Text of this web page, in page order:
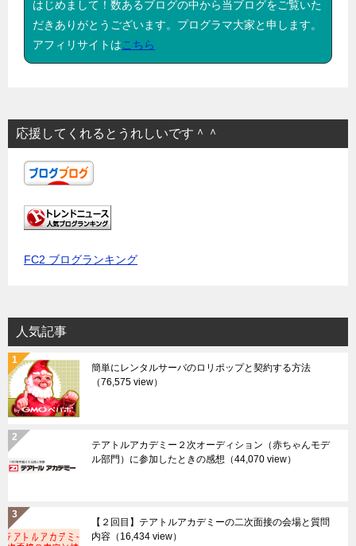
はじめまして！数あるブログの中から当ブログをご覧いた
だきありがとうございます。プログラマ大家と申します。
アフィリサイトはこちら
応援してくれるとうれしいです＾＾
FC2 ブログランキング
人気記事
簡単にレンタルサーバのロリポップと契約する方法
（76,575 view）
テアトルアカデミー２次オーディション（赤ちゃんモデ
ル部門）に参加したときの感想 （44,070 view）
【２回目】テアトルアカデミーの二次面接の会場と質問
内容 （16,434 view）